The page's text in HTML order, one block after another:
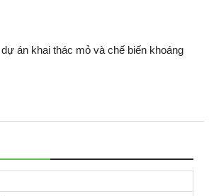
dự án khai thác mỏ và chế biến khoáng